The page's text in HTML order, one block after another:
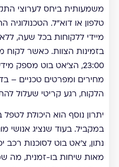
משמעותית ביחס לערוצי
טלפון או דוא"ל.
מיידי ללקוחות בכל שעה,
בזמינות הצוות. כאשר לקוח
23:00, הצ'אט בוט מספק
מחירים ומפרטים טכניים –
הלקוח, רגע קריטי שעלול
יתרון נוסף הוא היכולת
במקביל. בעוד שנציג אנושי
נתון, צ'אט בוט לסוכנות רכב
מאות שיחות בו-זמנית, מה